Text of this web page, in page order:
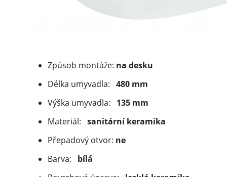
Způsob montáže: na desku
Délka umyvadla: 480 mm
Výška umyvadla:
135 mm
Materiál: sanitární keramika
Přepadový otvor: ne
Barva:
bílá